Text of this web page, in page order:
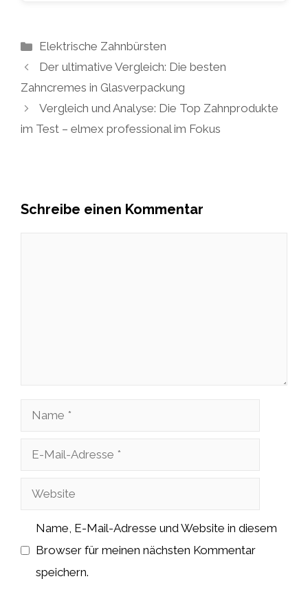
Kategorien
Elektrische Zahnbürsten
Der ultimative Vergleich: Die besten
Zahncremes in Glasverpackung
Vergleich und Analyse: Die Top Zahnprodukte
im Test – elmex professional im Fokus
Schreibe einen Kommentar
Name
Adresse
Website
Name, E-Mail-Adresse und Website in diesem
Browser für meinen nächsten Kommentar
speichern.